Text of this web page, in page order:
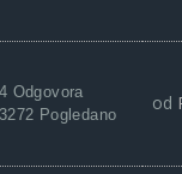
Odgovora
Pogledano
od